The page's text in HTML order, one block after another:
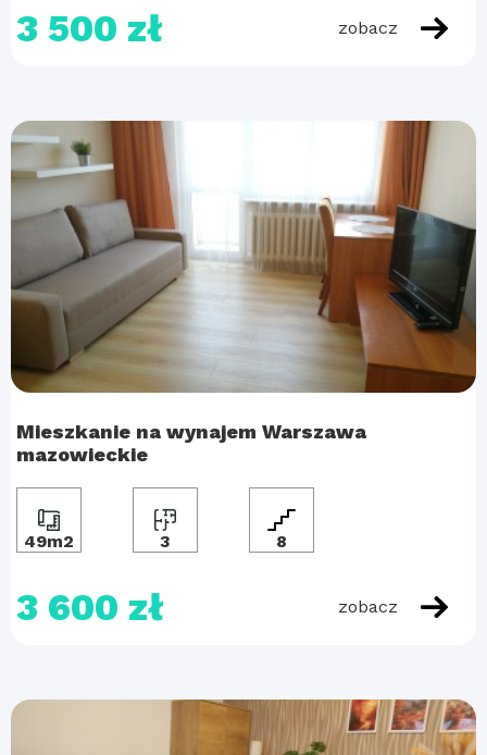
3 500 zł zobacz
Mieszkanie na wynajem Warszawa
mazowieckie
49m2 3 8
3 600 zł zobacz